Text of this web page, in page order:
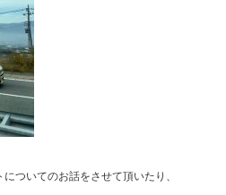
ついてのお話をさせて頂いたり、